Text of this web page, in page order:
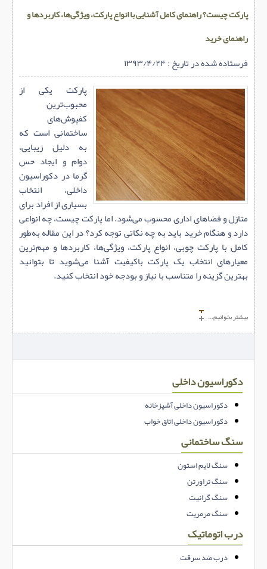
پارکت چیست؟ راهنمای کامل آشنایی با انواع پارکت، ویژگی‌ها، کاربردها و
راهنمای خرید
فرستاده شده در تاریخ : ۱۳۹۳/۴/۲۴
پارکت یکی از
محبوب‌ترین
کفپوش‌های
ساختمانی است که
به دلیل زیبایی،
دوام و ایجاد حس
گرما در دکوراسیون
داخلی، انتخاب
بسیاری از افراد برای
منازل و فضاهای اداری محسوب می‌شود. اما پارکت چیست، چه انواعی
دارد و هنگام خرید باید به چه نکاتی توجه کرد؟ در این مقاله به‌طور
کامل با پارکت چوبی، انواع پارکت، ویژگی‌ها، کاربردها و مهم‌ترین
معیارهای انتخاب یک پارکت باکیفیت آشنا می‌شوید تا بتوانید
بهترین گزینه را متناسب با نیاز و بودجه خود انتخاب کنید.
بیشتر بخوانیم...
دکوراسیون داخلی
دکوراسیون داخلی آشپزخانه
دکوراسیون داخلی اتاق خواب
سنگ ساختمانی
سنگ لایم استون
سنگ تراورتن
سنگ گرانیت
سنگ مرمریت
درب اتوماتیک
درب ضد سرقت